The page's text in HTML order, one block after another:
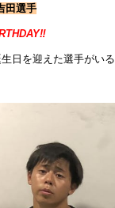
田選手
日を迎えた選手がい